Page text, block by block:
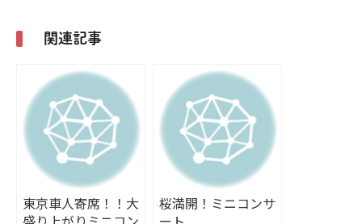
関連記事
東京車人寄席！！大
桜満開！ミニコンサ